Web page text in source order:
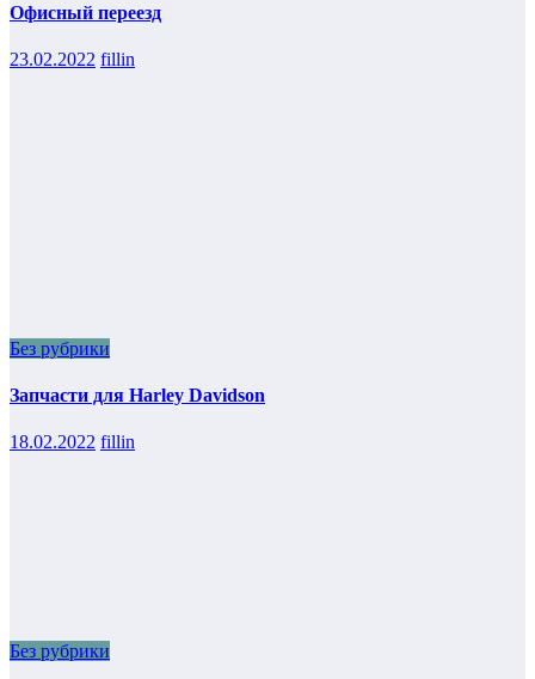
Офисный переезд
23.02.2022 fillin
Без рубрики
Запчасти для Harley Davidson
18.02.2022 fillin
Без рубрики